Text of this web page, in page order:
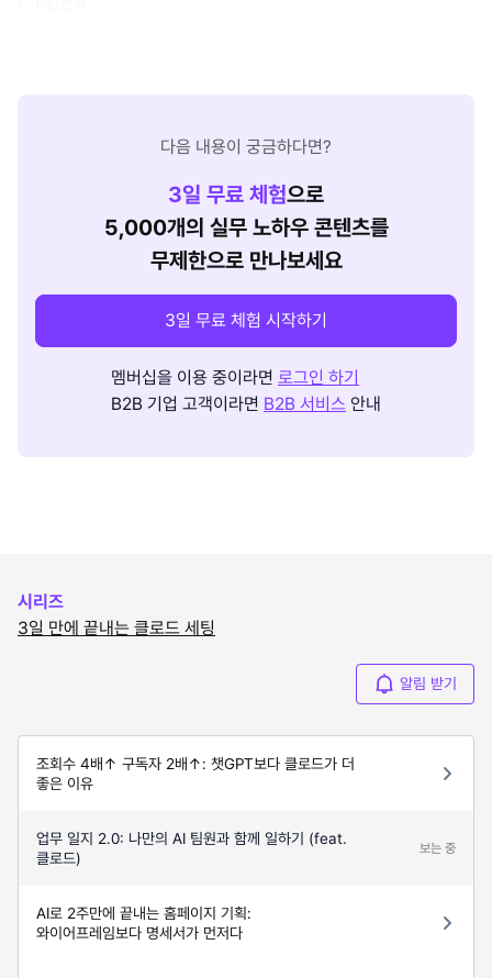
다음 내용이 궁금하다면?
3일 무료 체험으로
5,000개의 실무 노하우 콘텐츠를
무제한으로 만나보세요
3일 무료 체험 시작하기
멤버십을 이용 중이라면 로그인 하기
B2B 기업 고객이라면 B2B 서비스 안내
시리즈
3일 만에 끝내는 클로드 세팅
알림 받기
조회수 4배↑ 구독자 2배↑: 챗GPT보다 클로드가 더
좋은 이유
업무 일지 2.0: 나만의 AI 팀원과 함께 일하기 (feat.
클로드)
보는 중
AI로 2주만에 끝내는 홈페이지 기획:
와이어프레임보다 명세서가 먼저다